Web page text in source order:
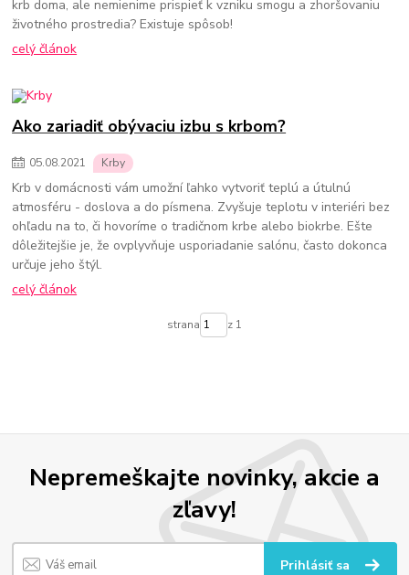
krb doma, ale nemienime prispieť k vzniku smogu a zhoršovaniu
životného prostredia? Existuje spôsob!
celý článok
Ako zariadiť obývaciu izbu s krbom?
05.08.2021 Krby
Krb v domácnosti vám umožní ľahko vytvoriť teplú a útulnú
atmosféru - doslova a do písmena. Zvyšuje teplotu v interiéri bez
ohľadu na to, či hovoríme o tradičnom krbe alebo biokrbe. Ešte
dôležitejšie je, že ovplyvňuje usporiadanie salónu, často dokonca
určuje jeho štýl.
celý článok
strana z 1
Nepremeškajte novinky, akcie a
zľavy!
Prihlásiť sa